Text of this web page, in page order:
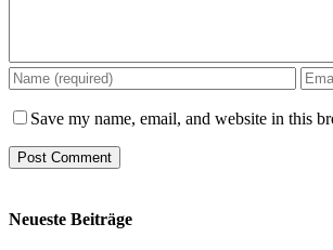
Save my name, email, and website in this
Neueste Beiträge